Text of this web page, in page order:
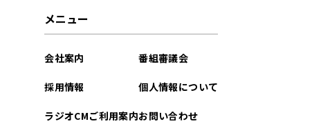
メニュー
会社案内
採用情報
ラジオCMご利用案内
番組審議会
個人情報について
お問い合わせ